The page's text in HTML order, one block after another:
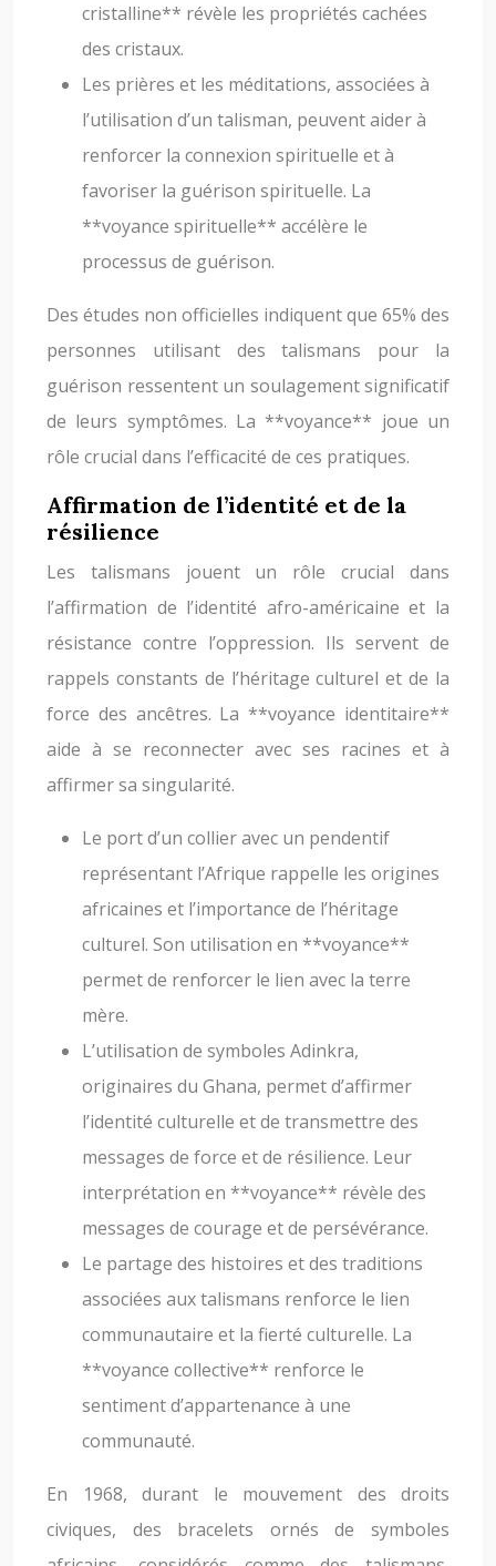
cristalline** révèle les propriétés cachées
des cristaux.
Les prières et les méditations, associées à
l’utilisation d’un talisman, peuvent aider à
renforcer la connexion spirituelle et à
favoriser la guérison spirituelle. La
**voyance spirituelle** accélère le
processus de guérison.
Des études non officielles indiquent que 65% des
personnes utilisant des talismans pour la
guérison ressentent un soulagement significatif
de leurs symptômes. La **voyance** joue un
rôle crucial dans l’efficacité de ces pratiques.
Affirmation de l’identité et de la
résilience
Les talismans jouent un rôle crucial dans
l’affirmation de l’identité afro-américaine et la
résistance contre l’oppression. Ils servent de
rappels constants de l’héritage culturel et de la
force des ancêtres. La **voyance identitaire**
aide à se reconnecter avec ses racines et à
affirmer sa singularité.
Le port d’un collier avec un pendentif
représentant l’Afrique rappelle les origines
africaines et l’importance de l’héritage
culturel. Son utilisation en **voyance**
permet de renforcer le lien avec la terre
mère.
L’utilisation de symboles Adinkra,
originaires du Ghana, permet d’affirmer
l’identité culturelle et de transmettre des
messages de force et de résilience. Leur
interprétation en **voyance** révèle des
messages de courage et de persévérance.
Le partage des histoires et des traditions
associées aux talismans renforce le lien
communautaire et la fierté culturelle. La
**voyance collective** renforce le
sentiment d’appartenance à une
communauté.
En 1968, durant le mouvement des droits
civiques, des bracelets ornés de symboles